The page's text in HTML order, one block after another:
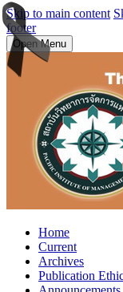
Skip to main content
footer
Open Menu
Home
Current
Archives
Publication